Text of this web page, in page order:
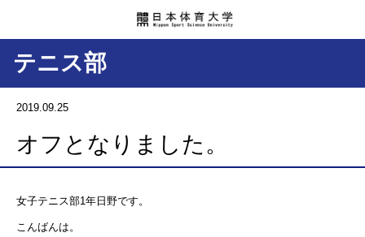
テニス部
2019.09.25
オフとなりました。
女子テニス部1年日野です。
こんばんは。